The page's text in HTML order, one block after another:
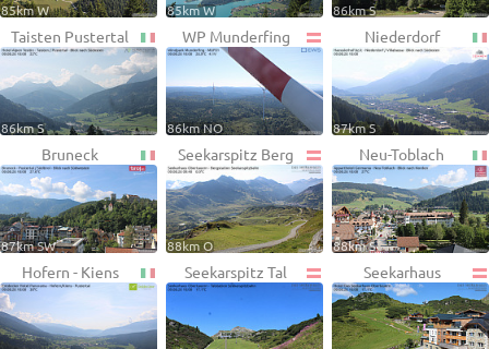
85km W 85km W 86km S
Taisten Pustertal
86km S
WP Munderfing
86km NO
Niederdorf
87km S
Bruneck
87km SW
Seekarspitz Berg
88km O
Neu-Toblach
88km S
Hofern - Kiens Seekarspitz Tal Seekarhaus